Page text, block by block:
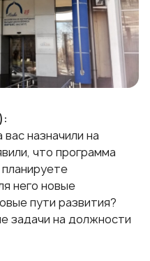
назначили на
что программа
него новые
пути развития?
задачи на должности